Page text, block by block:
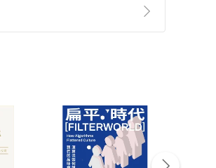
，「非以有形媒介提供之數位
內容，消費者同意若訂購後
」
「申請取消訂單/退
完成訂單
Complete